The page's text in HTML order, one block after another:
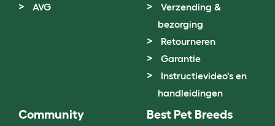
AVG
Verzending &
bezorging
Retourneren
Garantie
Instructievideo's en
handleidingen
Community Best Pet Breeds